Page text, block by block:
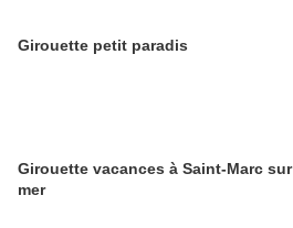
Girouette petit paradis
Girouette vacances à Saint-Marc sur
mer